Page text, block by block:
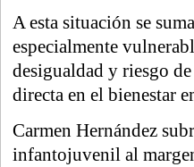
A esta situación se
especialmente
desigualdad y riesgo
directa en el bienestar
Carmen Hernández
infantojuvenil al